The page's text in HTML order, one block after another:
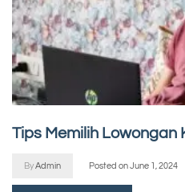
Tips Memilih Lowongan
ByAdmin Posted onJune 1, 2024